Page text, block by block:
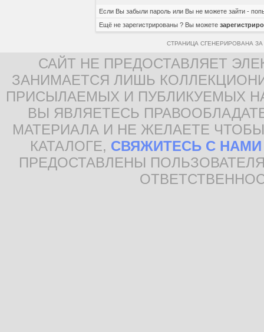
Если Вы забыли пароль или Вы не можете зайти -
Ещё не зарегистрированы ? Вы можете
СТРАНИЦА СГЕНЕРИРОВАНА
САЙТ НЕ ПРЕДОСТАВЛЯЕТ
ЗАНИМАЕТСЯ ЛИШЬ
ПРИСЫЛАЕМЫХ И ПУБЛИКУЕМЫХ
ВЫ ЯВЛЯЕТЕСЬ
МАТЕРИАЛА И НЕ ЖЕЛАЕТЕ
КАТАЛОГЕ, СВЯЖИТЕСЬ С НАМИ
ПРЕДОСТАВЛЕНЫ